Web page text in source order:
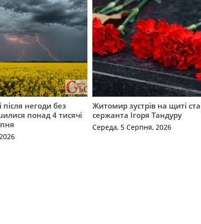
негоди без
понад 4 тисячі
Житомир зустрів на щиті
сержанта Ігоря Тандуру
Середа, 5 Серпня, 2026